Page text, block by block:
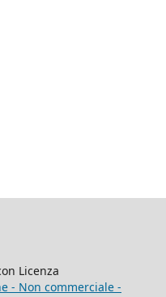
Licenza
- Non commerciale -